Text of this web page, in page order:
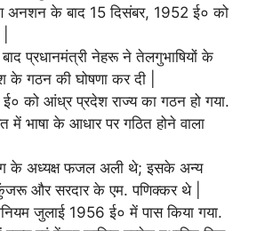
के बाद 15 दिसंबर, 1952 ई० को
प्रधानमंत्री नेहरू ने तेलगुभाषियों के
गठन की घोषणा कर दी |
को आंध्र प्रदेश राज्य का गठन हो गया.
में भाषा के आधार पर गठित होने वाला
के अध्यक्ष फजल अली थे; इसके अन्य
और सरदार के एम. पणिक्कर थे |
जुलाई 1956 ई० में पास किया गया.